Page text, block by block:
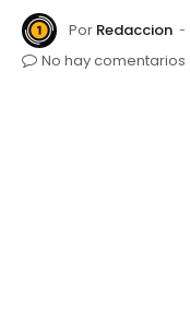
Por Redaccion
No hay comentarios